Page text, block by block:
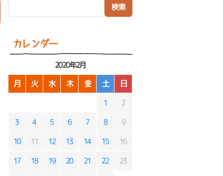
カレンダー
2020年2月
月 火 水 木 金 土 日
1 2
3 4 5 6 7 8 9
10 11 12 13 14 15 16
17 18 19 20 21 22 23